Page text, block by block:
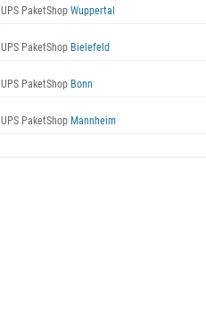
UPS PaketShop Wuppertal
UPS PaketShop Bielefeld
UPS PaketShop Bonn
UPS PaketShop Mannheim